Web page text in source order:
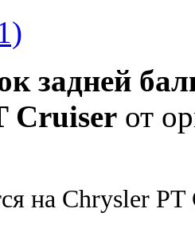
задней
Cruiser от
на Chrysler